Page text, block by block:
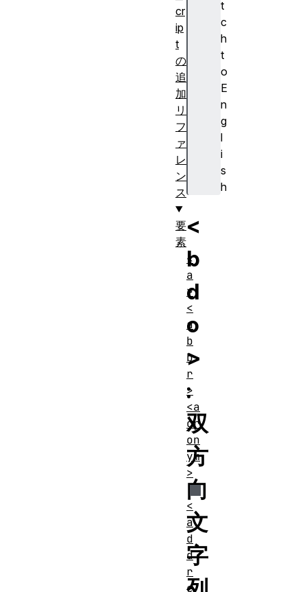
t
c
h
t
o
E
n
g
l
i
s
h
<
b
d
o
>
:
双
方
向
文
字
cr
ip
t
の
追
加
リ
フ
ァ
レ
ン
ス
要
素
<
a
>
<
a
b
b
r
>
<a
cr
on
ym
>
<
a
d
d
r
e